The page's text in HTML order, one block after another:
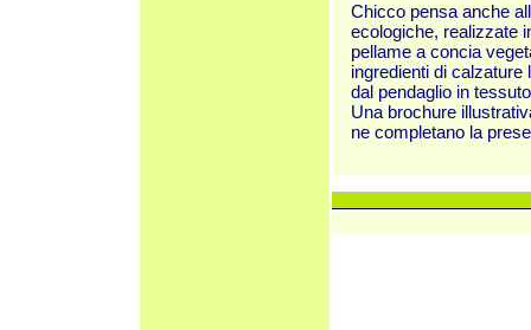
Chicco pensa anche
ecologiche, realizzate
pellame a concia
ingredienti di
dal pendaglio in
Una brochure
ne completano la